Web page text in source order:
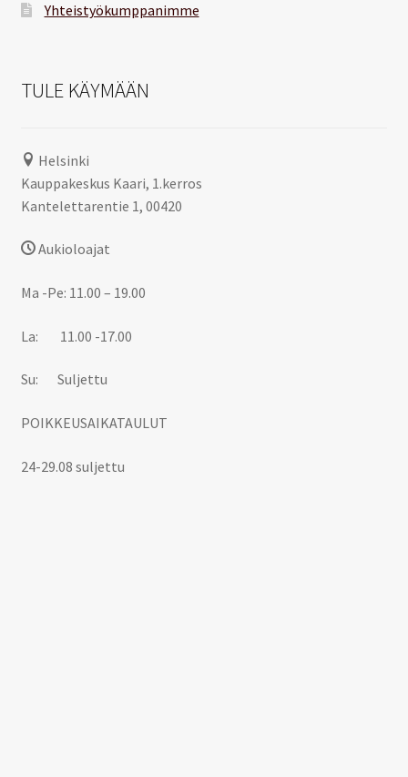
Yhteistyökumppanimme
TULE KÄYMÄÄN
Helsinki
Kauppakeskus Kaari, 1.kerros
Kantelettarentie 1, 00420
Aukioloajat
Ma -Pe: 11.00 – 19.00
La: 11.00 -17.00
Su: Suljettu
POIKKEUSAIKATAULUT
24-29.08 suljettu